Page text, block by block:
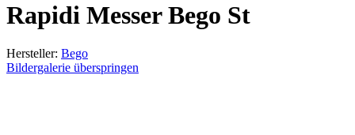
Rapidi Messer Bego St
Hersteller: Bego
Bildergalerie überspringen